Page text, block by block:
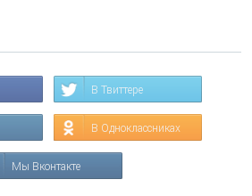
В Твиттере
В Одноклассниках
Мы Вконтакте